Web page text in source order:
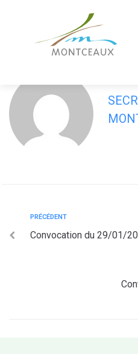
Convocation du 26/
PRÉCÉDENT
Convocation du 29/01/